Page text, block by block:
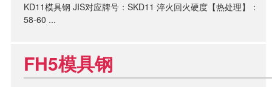
KD11模具钢 JIS对应牌号：SKD11 淬火回火硬度【热处理】：
58-60 ...
FH5模具钢